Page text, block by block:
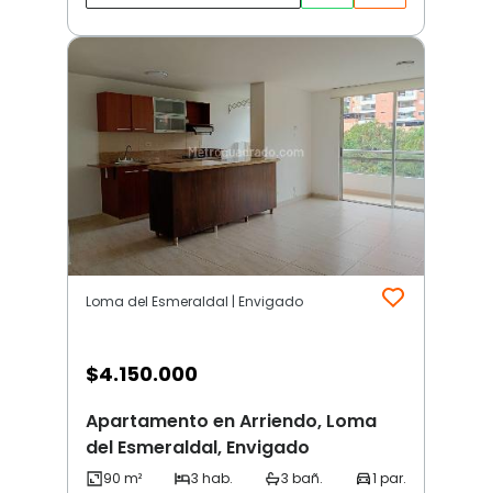
Loma del Esmeraldal | Envigado
$4.150.000
Apartamento en Arriendo, Loma
del Esmeraldal, Envigado